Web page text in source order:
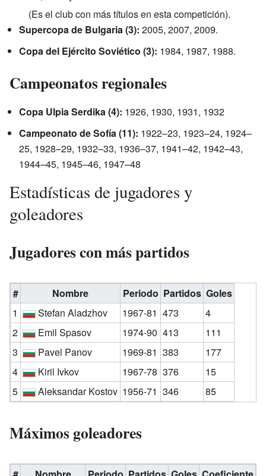
(Es el club con más títulos en esta competición).
Supercopa de Bulgaria (3): 2005, 2007, 2009.
Copa del Ejército Soviético (3): 1984, 1987, 1988.
Campeonatos regionales
Copa Ulpia Serdika (4): 1926, 1930, 1931, 1932
Campeonato de Sofía (11): 1922–23, 1923–24, 1924–
25, 1928–29, 1932–33, 1936–37, 1941–42, 1942–43,
1944–45, 1945–46, 1947–48
Estadísticas de jugadores y
goleadores
Jugadores con más partidos
# Nombre Periodo Partidos Goles
1
Stefan Aladzhov 1967-81 473
4
2
Emil Spasov 1974-90 413
111
3
Pavel Panov 1969-81 383
177
4
Kiril Ivkov 1967-78 376
15
5
Aleksandar Kostov 1956-71 346 85
Máximos goleadores